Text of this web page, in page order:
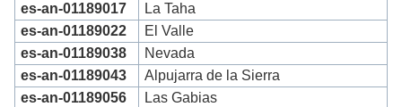
es-an-01189017
La Taha
es-an-01189022
El Valle
es-an-01189038
Nevada
es-an-01189043
Alpujarra de la Sierra
es-an-01189056
Las Gabias